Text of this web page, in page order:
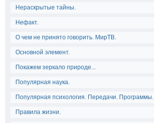
Нераскрытые тайны.
Нефакт.
О чем не принято говорить. МирТВ.
Основной элемент.
Покажем зеркало природе...
Популярная наука.
Популярная психология. Передачи. Программы.
Правила жизни.